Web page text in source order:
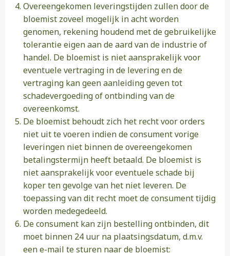
Overeengekomen leveringstijden zullen door de
bloemist zoveel mogelijk in acht worden
genomen, rekening houdend met de gebruikelijke
tolerantie eigen aan de aard van de industrie of
handel. De bloemist is niet aansprakelijk voor
eventuele vertraging in de levering en de
vertraging kan geen aanleiding geven tot
schadevergoeding of ontbinding van de
overeenkomst.
De bloemist behoudt zich het recht voor orders
niet uit te voeren indien de consument vorige
leveringen niet binnen de overeengekomen
betalingstermijn heeft betaald. De bloemist is
niet aansprakelijk voor eventuele schade bij
koper ten gevolge van het niet leveren. De
toepassing van dit recht moet de consument tijdig
worden medegedeeld.
De consument kan zijn bestelling ontbinden, dit
moet binnen 24 uur na plaatsingsdatum, d.m.v.
een e-mail te sturen naar de bloemist: